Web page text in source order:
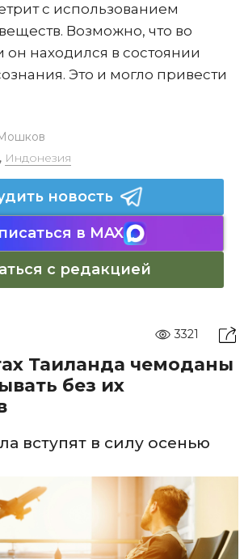
с использованием
Возможно, что во
находился в состоянии
Это и могло привести
, Индонезия
новость
в MAX
с редакцией
3321
Таиланда чемоданы
без их
вступят в силу осенью